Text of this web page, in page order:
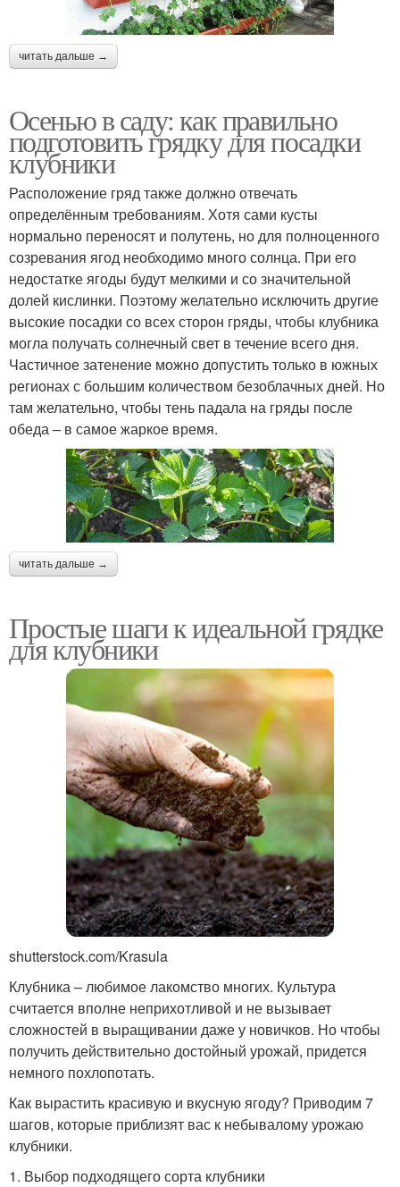
читать дальше →
Осенью в саду: как правильно
подготовить грядку для посадки
клубники
Расположение гряд также должно отвечать
определённым требованиям. Хотя сами кусты
нормально переносят и полутень, но для полноценного
созревания ягод необходимо много солнца. При его
недостатке ягоды будут мелкими и со значительной
долей кислинки. Поэтому желательно исключить другие
высокие посадки со всех сторон гряды, чтобы клубника
могла получать солнечный свет в течение всего дня.
Частичное затенение можно допустить только в южных
регионах с большим количеством безоблачных дней. Но
там желательно, чтобы тень падала на гряды после
обеда – в самое жаркое время.
читать дальше →
Простые шаги к идеальной грядке
для клубники
shutterstock.com/Krasula
Клубника – любимое лакомство многих. Культура
считается вполне неприхотливой и не вызывает
сложностей в выращивании даже у новичков. Но чтобы
получить действительно достойный урожай, придется
немного похлопотать.
Как вырастить красивую и вкусную ягоду? Приводим 7
шагов, которые приблизят вас к небывалому урожаю
клубники.
1. Выбор подходящего сорта клубники